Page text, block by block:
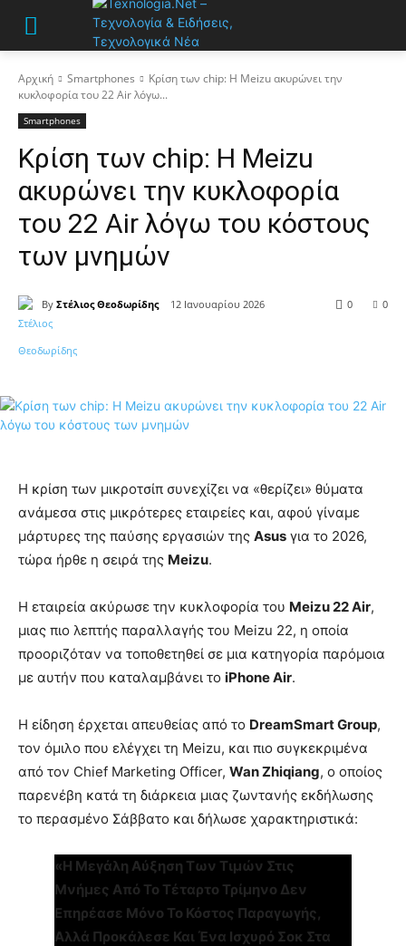
Αρχική Smartphones
Κρίση των chip: Η Meizu ακυρώνει την
κυκλοφορία του 22 Air λόγω...
Smartphones
Κρίση των chip: Η Meizu
ακυρώνει την κυκλοφορία
του 22 Air λόγω του κόστους
των μνημών
By Στέλιος Θεοδωρίδης 12 Ιανουαρίου 2026 0
0
Η κρίση των μικροτσίπ συνεχίζει να «θερίζει» θύματα
ανάμεσα στις μικρότερες εταιρείες και, αφού γίναμε
μάρτυρες της παύσης εργασιών της Asus για το 2026,
τώρα ήρθε η σειρά της Meizu.
Η εταιρεία ακύρωσε την κυκλοφορία του Meizu 22 Air,
μιας πιο λεπτής παραλλαγής του Meizu 22, η οποία
προοριζόταν να τοποθετηθεί σε μια κατηγορία παρόμοια
με αυτήν που καταλαμβάνει το iPhone Air.
Η είδηση έρχεται απευθείας από το DreamSmart Group,
τον όμιλο που ελέγχει τη Meizu, και πιο συγκεκριμένα
από τον Chief Marketing Officer, Wan Zhiqiang, ο οποίος
παρενέβη κατά τη διάρκεια μιας ζωντανής εκδήλωσης
το περασμένο Σάββατο και δήλωσε χαρακτηριστικά:
«Η Μεγάλη Αύξηση Των Τιμών Στις
Μνήμες Από Το Τέταρτο Τρίμηνο Δεν
Επηρέασε Μόνο Το Κόστος Παραγωγής,
Αλλά Προκάλεσε Και Ένα Ισχυρό Σοκ Στα